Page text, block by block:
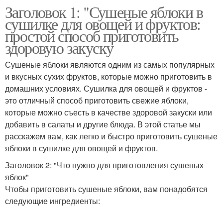
Заголовок 1: "Сушеные яблоки в
сушилке для овощей и фруктов:
простой способ приготовить
здоровую закуску
Сушеные яблоки являются одним из самых популярных
и вкусных сухих фруктов, которые можно приготовить в
домашних условиях. Сушилка для овощей и фруктов -
это отличный способ приготовить свежие яблоки,
которые можно съесть в качестве здоровой закуски или
добавить в салаты и другие блюда. В этой статье мы
расскажем вам, как легко и быстро приготовить сушеные
яблоки в сушилке для овощей и фруктов.
Заголовок 2: "Что нужно для приготовления сушеных
яблок"
Чтобы приготовить сушеные яблоки, вам понадобятся
следующие ингредиенты: